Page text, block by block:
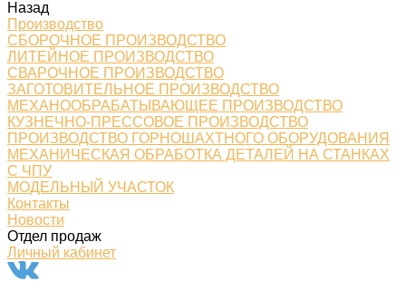
Назад
Производство
СБОРОЧНОЕ ПРОИЗВОДСТВО
ЛИТЕЙНОЕ ПРОИЗВОДСТВО
СВАРОЧНОЕ ПРОИЗВОДСТВО
ЗАГОТОВИТЕЛЬНОЕ ПРОИЗВОДСТВО
МЕХАНООБРАБАТЫВАЮЩЕЕ ПРОИЗВОДСТВО
КУЗНЕЧНО-ПРЕССОВОЕ ПРОИЗВОДСТВО
ПРОИЗВОДСТВО ГОРНОШАХТНОГО ОБОРУДОВАНИЯ
МЕХАНИЧЕСКАЯ ОБРАБОТКА ДЕТАЛЕЙ НА СТАНКАХ
С ЧПУ
МОДЕЛЬНЫЙ УЧАСТОК
Контакты
Новости
Отдел продаж
Личный кабинет